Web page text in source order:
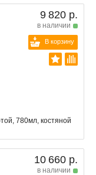
9 820 р.
в наличии
В корзину
780мл, костяной
10 660 р.
в наличии